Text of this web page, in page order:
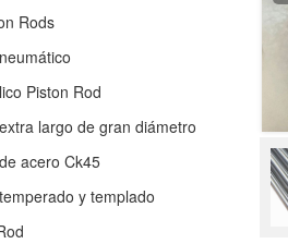
Rods
Piston Rod
largo de gran diámetro
acero Ck45
y templado